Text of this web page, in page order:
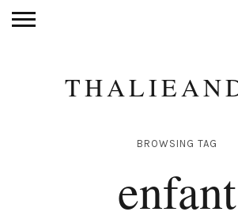
BROWSING TAG
enfant